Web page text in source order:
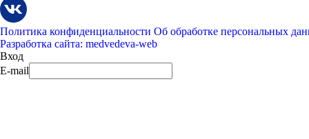
Политика конфиденциальности Об обработке персональных
Разработка сайта: medvedeva-web
Вход
E-mail